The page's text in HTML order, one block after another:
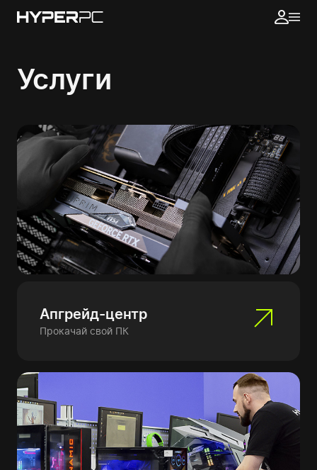
Услуги
Апгрейд-центр
Прокачай свой ПК